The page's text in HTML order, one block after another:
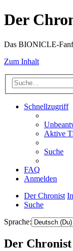
Der
Das BIONICLE-
Zum Inhalt
Schnellzugriff
Aktive
Suche
FAQ
Anmelden
Der Chronist
Suche
Sprache:
Der